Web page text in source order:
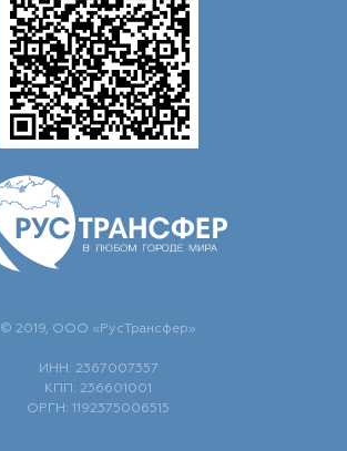
© 2019, ООО «РусТрансфер»
ИНН: 2367007357
КПП: 236601001
ОРГН: 1192375006515